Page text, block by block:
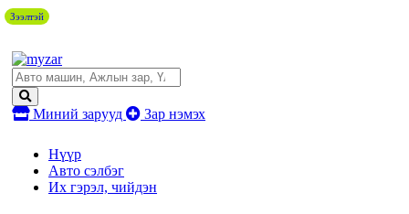
Миний зарууд Зар нэмэх
Нүүр
Авто сэлбэг
Их гэрэл, чийдэн
Зээлтэй